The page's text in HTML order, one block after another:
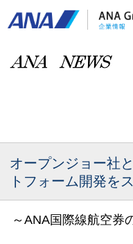
オープンジョー社
トフォーム開発を
～ANA国際線航空券